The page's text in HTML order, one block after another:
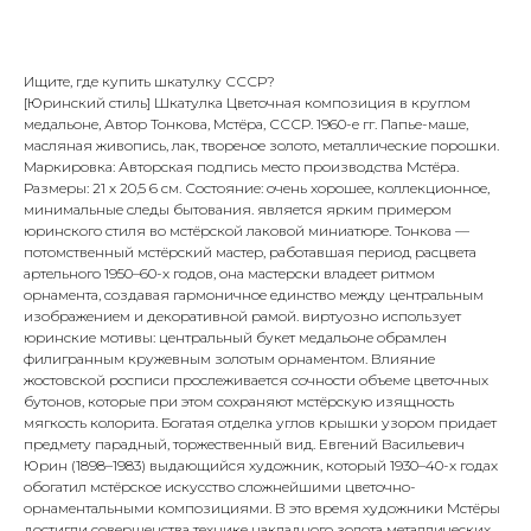
Ищите, где купить шкатулку СССР?
[Юринский стиль] Шкатулка Цветочная композиция в круглом
медальоне, Автор Тонкова, Мстёра, СССР. 1960-е гг. Папье-маше,
масляная живопись, лак, твореное золото, металлические порошки.
Маркировка: Авторская подпись место производства Мстёра.
Размеры: 21 х 20,5 6 см. Состояние: очень хорошее, коллекционное,
минимальные следы бытования. является ярким примером
юринского стиля во мстёрской лаковой миниатюре. Тонкова —
потомственный мстёрский мастер, работавшая период расцвета
артельного 1950–60-х годов, она мастерски владеет ритмом
орнамента, создавая гармоничное единство между центральным
изображением и декоративной рамой. виртуозно использует
юринские мотивы: центральный букет медальоне обрамлен
филигранным кружевным золотым орнаментом. Влияние
жостовской росписи прослеживается сочности объеме цветочных
бутонов, которые при этом сохраняют мстёрскую изящность
мягкость колорита. Богатая отделка углов крышки узором придает
предмету парадный, торжественный вид. Евгений Васильевич
Юрин (1898–1983) выдающийся художник, который 1930–40-х годах
обогатил мстёрское искусство сложнейшими цветочно-
орнаментальными композициями. В это время художники Мстёры